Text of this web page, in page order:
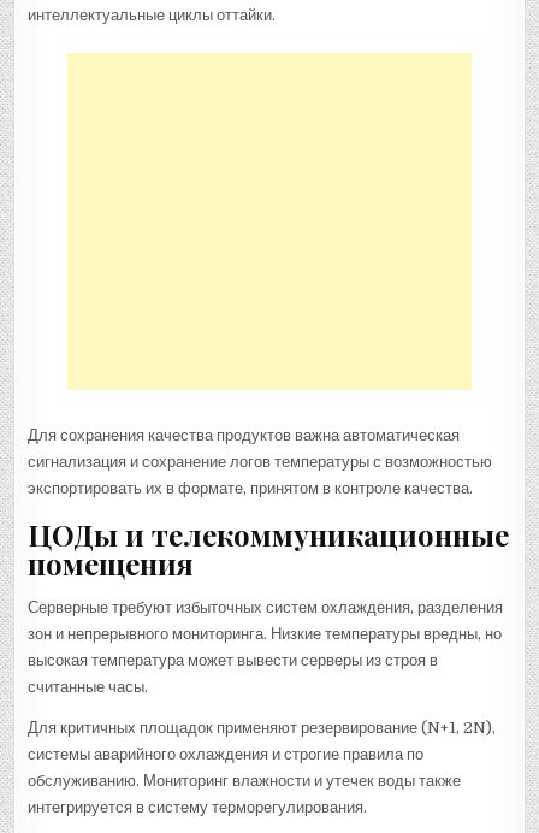
интеллектуальные циклы оттайки.
Для сохранения качества продуктов важна автоматическая
сигнализация и сохранение логов температуры с возможностью
экспортировать их в формате, принятом в контроле качества.
ЦОДы и телекоммуникационные
помещения
Серверные требуют избыточных систем охлаждения, разделения
зон и непрерывного мониторинга. Низкие температуры вредны, но
высокая температура может вывести серверы из строя в
считанные часы.
Для критичных площадок применяют резервирование (N+1, 2N),
системы аварийного охлаждения и строгие правила по
обслуживанию. Мониторинг влажности и утечек воды также
интегрируется в систему терморегулирования.